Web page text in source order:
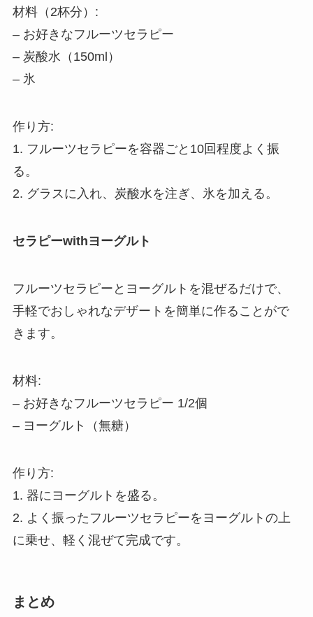
材料（2杯分）:
– お好きなフルーツセラピー
– 炭酸水（150ml）
– 氷
作り方:
1. フルーツセラピーを容器ごと10回程度よく振
る。
2. グラスに入れ、炭酸水を注ぎ、氷を加える。
セラピーwithヨーグルト
フルーツセラピーとヨーグルトを混ぜるだけで、
手軽でおしゃれなデザートを簡単に作ることがで
きます。
材料:
– お好きなフルーツセラピー 1/2個
– ヨーグルト（無糖）
作り方:
1. 器にヨーグルトを盛る。
2. よく振ったフルーツセラピーをヨーグルトの上
に乗せ、軽く混ぜて完成です。
まとめ